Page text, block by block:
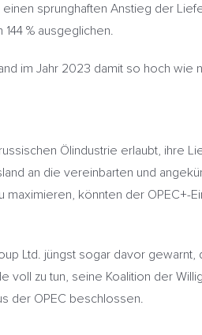
sprunghaften Anstieg der
% ausgeglichen.
im Jahr 2023 damit so hoch wie
Ölindustrie erlaubt, ihre
an die vereinbarten und
maximieren, könnten der
Ltd. jüngst sogar davor
zu tun, seine Koalition der
der OPEC beschlossen.